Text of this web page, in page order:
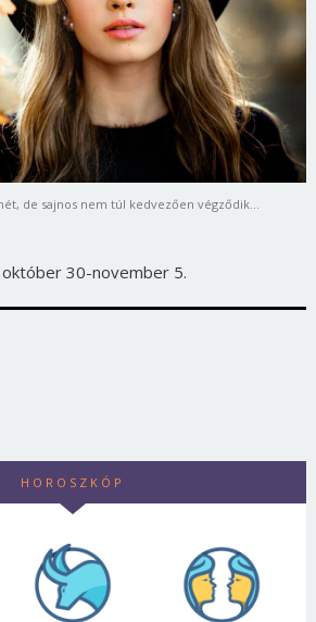
de sajnos nem túl kedvezően végződik…
30-november 5.
HOROSZKÓP